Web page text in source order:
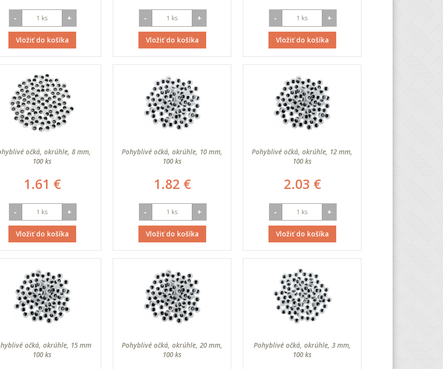
- +
Vložiť do košíka
- +
Vložiť do košíka
- +
Vložiť do košíka
očká, okrúhle, 8 mm,
100 ks
1.61 €
- +
Vložiť do košíka
Pohyblivé očká, okrúhle, 10 mm,
100 ks
1.82 €
- +
Vložiť do košíka
Pohyblivé očká, okrúhle, 12 mm,
100 ks
2.03 €
- +
Vložiť do košíka
očká, okrúhle, 15 mm
100 ks
Pohyblivé očká, okrúhle, 20 mm,
100 ks
Pohyblivé očká, okrúhle, 3 mm,
100 ks